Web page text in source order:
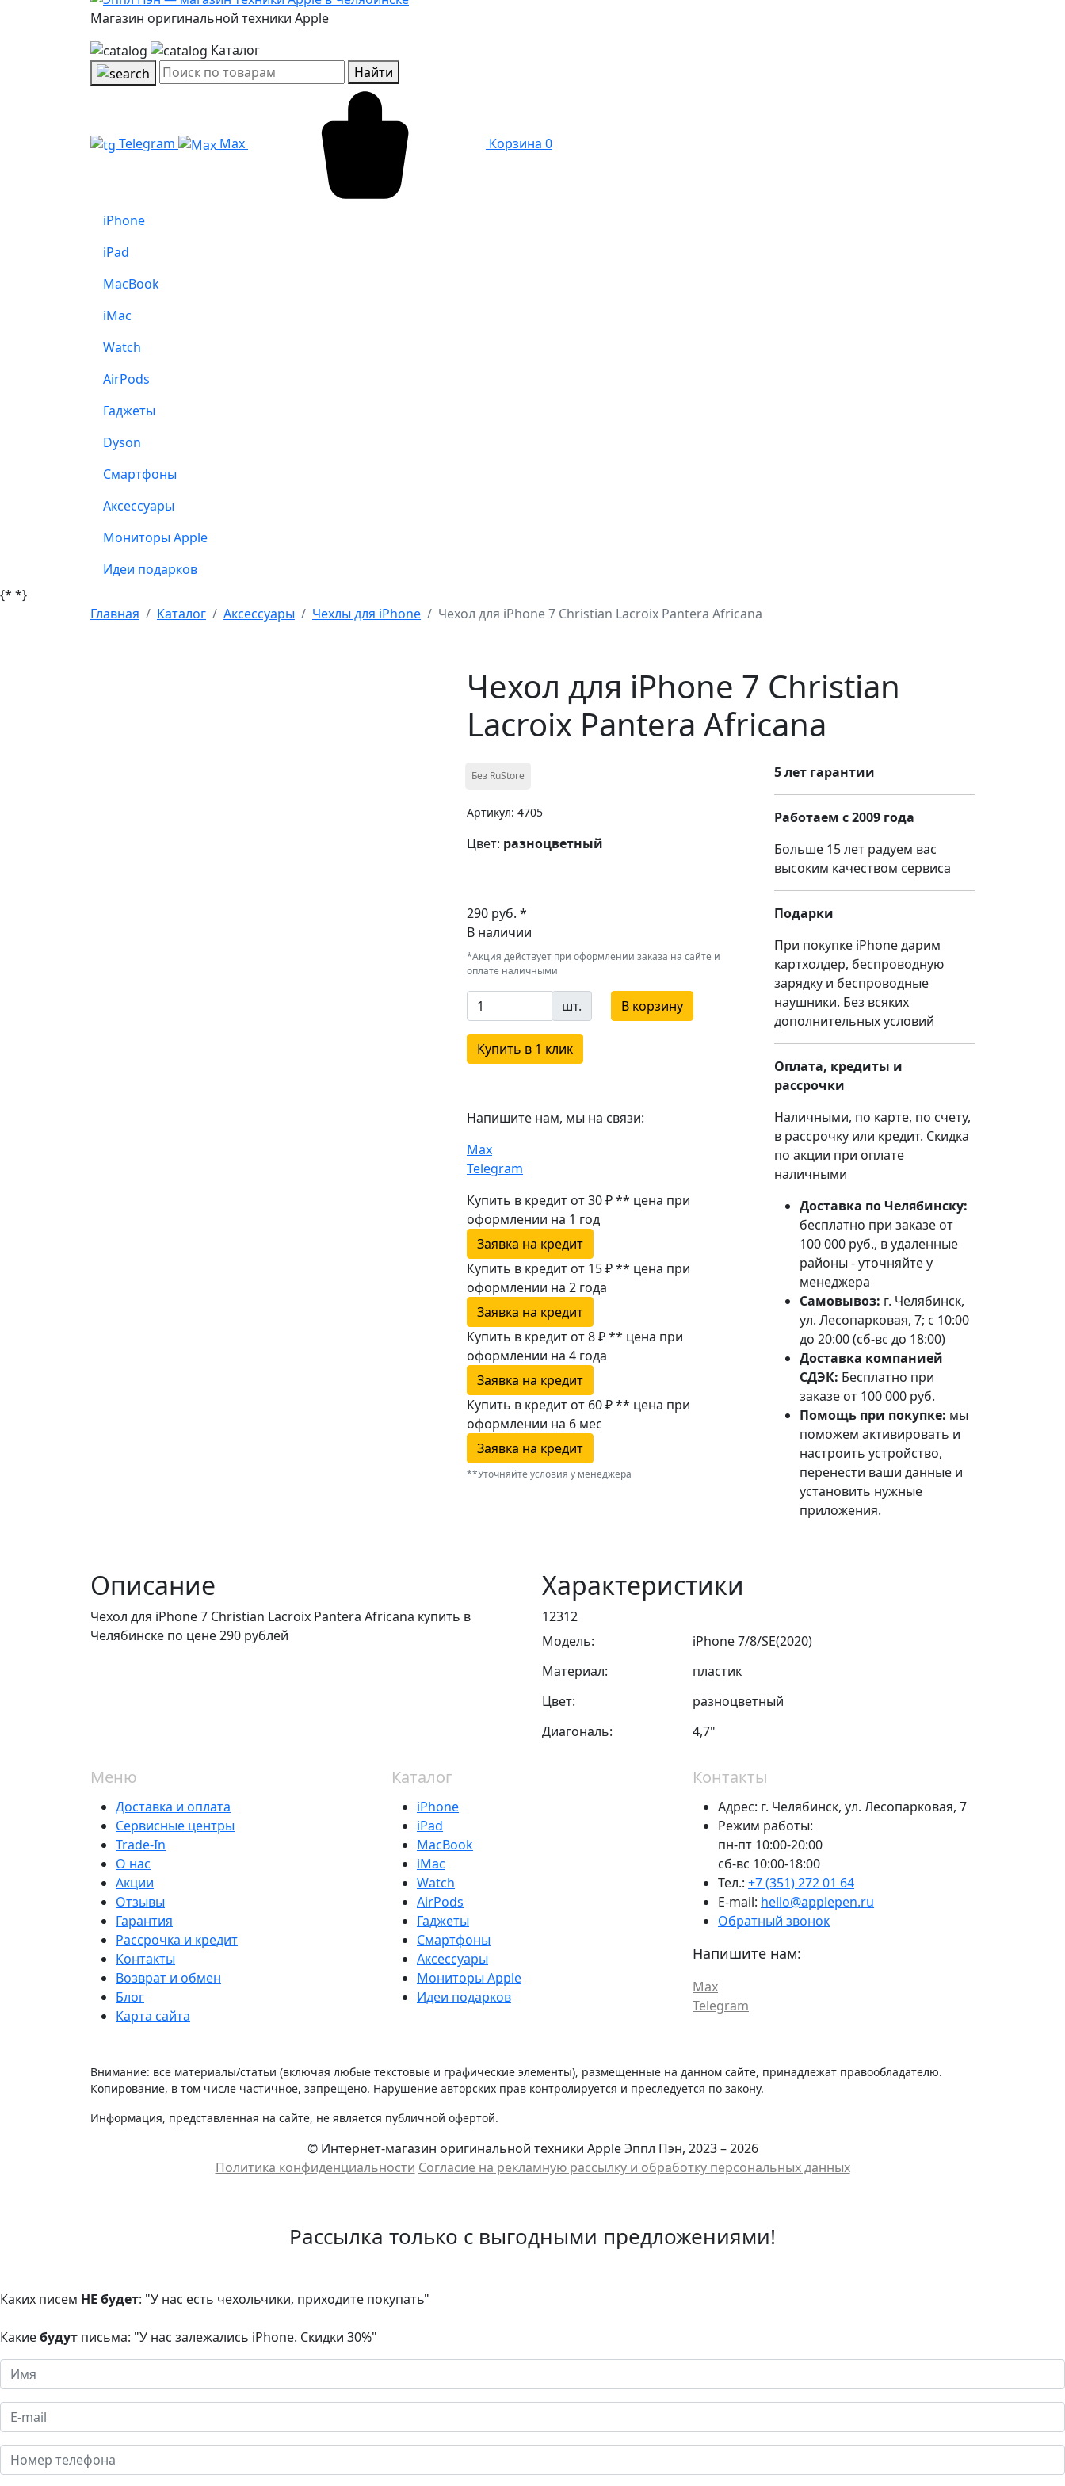
Магазин оригинальной техники Apple
Каталог
Найти
Telegram Max Корзина 0
iPhone
iPad
MacBook
iMac
Watch
AirPods
Гаджеты
Dyson
Смартфоны
Аксессуары
Мониторы Apple
Идеи подарков
{* *}
Главная
Каталог Аксессуары Чехлы для iPhone Чехол для iPhone 7 Christian Lacroix Pantera Africana
Чехол для iPhone 7 Christian
Lacroix Pantera Africana
Без RuStore
Артикул: 4705
Цвет: разноцветный
290 руб. *
В наличии
*Акция действует при оформлении заказа на сайте и
оплате наличными
шт. В корзину
Купить в 1 клик
Напишите нам, мы на связи:
Max
Telegram
Купить в кредит от 30 ₽** цена при
оформлении на 1 год
Заявка на кредит
Купить в кредит от 15 ₽** цена при
оформлении на 2 года
Заявка на кредит
Купить в кредит от 8 ₽** цена при
оформлении на 4 года
Заявка на кредит
Купить в кредит от 60 ₽** цена при
оформлении на 6 мес
Заявка на кредит
**Уточняйте условия у менеджера
5 лет гарантии
Работаем с 2009 года
Больше 15 лет радуем вас
высоким качеством сервиса
Подарки
При покупке iPhone дарим
картхолдер, беспроводную
зарядку и беспроводные
наушники. Без всяких
дополнительных условий
Оплата, кредиты и
рассрочки
Наличными, по карте, по счету,
в рассрочку или кредит. Скидка
по акции при оплате
наличными
Доставка по Челябинску:
бесплатно при заказе от
100 000 руб., в удаленные
районы - уточняйте у
менеджера
Самовывоз: г. Челябинск,
ул. Лесопарковая, 7; с 10:00
до 20:00 (сб-вс до 18:00)
Доставка компанией
СДЭК: Бесплатно при
заказе от 100 000 руб.
Помощь при покупке: мы
поможем активировать и
настроить устройство,
перенести ваши данные и
установить нужные
приложения.
Описание
Чехол для iPhone 7 Christian Lacroix Pantera Africana купить в
Челябинске по цене 290 рублей
Характеристики
12312
Модель:
iPhone 7/8/SE(2020)
Материал:
пластик
Цвет:
разноцветный
Диагональ:
4,7"
Меню
Доставка и оплата
Сервисные центры
Trade-In
О нас
Акции
Отзывы
Гарантия
Рассрочка и кредит
Контакты
Возврат и обмен
Блог
Карта сайта
Каталог
iPhone
iPad
MacBook
iMac
Watch
AirPods
Гаджеты
Смартфоны
Аксессуары
Мониторы Apple
Идеи подарков
Контакты
Адрес: г. Челябинск, ул. Лесопарковая, 7
Режим работы:
пн-пт 10:00-20:00
сб-вс 10:00-18:00
Тел.: +7 (351) 272 01 64
E-mail: hello@applepen.ru
Обратный звонок
Напишите нам:
Max
Telegram
Внимание: все материалы/статьи (включая любые текстовые и графические элементы), размещенные на данном сайте, принадлежат правообладателю.
Копирование, в том числе частичное, запрещено. Нарушение авторских прав контролируется и преследуется по закону.
Информация, представленная на сайте, не является публичной офертой.
© Интернет-магазин оригинальной техники Apple Эппл Пэн, 2023 – 2026
Политика конфиденциальности Cогласие на рекламную рассылку и обработку персональных данных
Рассылка только с выгодными предложениями!
Каких писем НЕ будет: "У нас есть чехольчики, приходите покупать"
Какиебудут письма: "У нас залежались iPhone. Скидки 30%"